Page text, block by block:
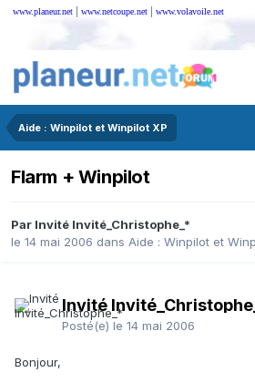
www.planeur.net | www.netcoupe.net | www.volavoile.net
Aide : Winpilot et Winpilot XP
Flarm + Winpilot
Par Invité Invité_Christophe_*
le 14 mai 2006 dans Aide : Winpilot et
Invité
Posté(e) le 14 mai 2006
Bonjour,